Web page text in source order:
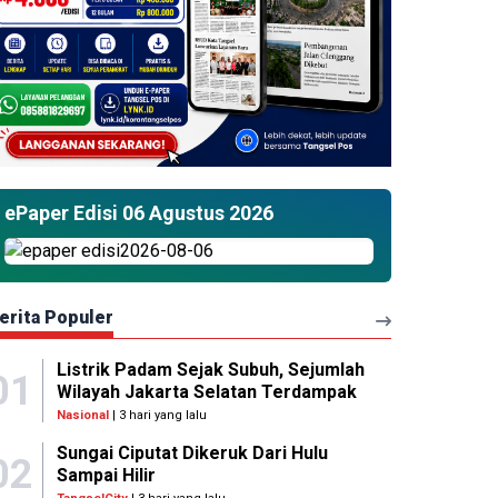
ePaper Edisi 06 Agustus 2026
Populer
Listrik Padam Sejak Subuh, Sejumlah
Wilayah Jakarta Selatan Terdampak
Nasional | 3 hari yang lalu
Sungai Ciputat Dikeruk Dari Hulu
Sampai Hilir